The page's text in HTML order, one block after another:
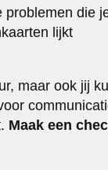
die
lijkt
maar ook jij
Maak een